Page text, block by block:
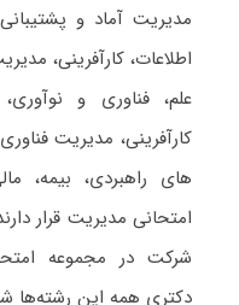
مدیریت آماد و
اطلاعات، کارآفرینی،
علم، فناوری و
کارآفرینی، مدیریت
های راهبردی، بیمه،
امتحانی مدیریت قرار
شرکت در مجموعه
دکتری همه این رشته‌ها